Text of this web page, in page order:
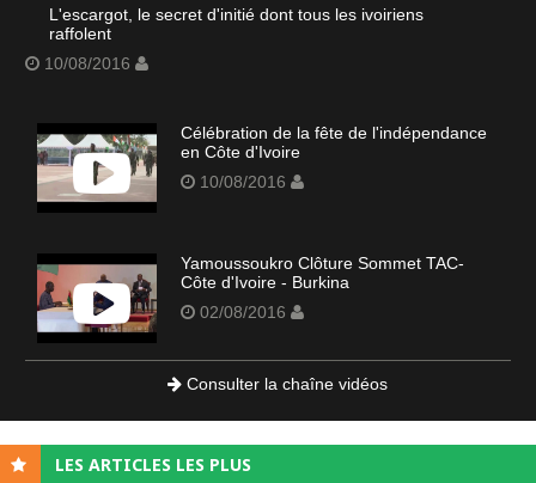
L'escargot, le secret d'initié dont tous les ivoiriens
raffolent
10/08/2016
Célébration de la fête de l'indépendance
en Côte d'Ivoire
10/08/2016
Yamoussoukro Clôture Sommet TAC-
Côte d'Ivoire - Burkina
02/08/2016
Consulter la chaîne vidéos
LES ARTICLES LES PLUS